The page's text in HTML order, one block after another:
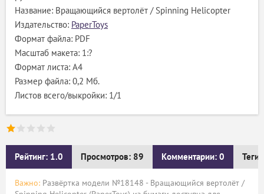
Название: Вращающийся вертолёт / Spinning Helicopter
Издательство: PaperToys
Формат файла: PDF
Масштаб макета: 1:?
Формат листа: А4
Размер файла: 0,2 Мб.
Листов всего/выкройки: 1/1
Рейтинг: 1.0 Просмотров: 89 Комментарии: 0 Теги:
Важно: Развёртка модели №18148 - Вращающийся вертолёт /